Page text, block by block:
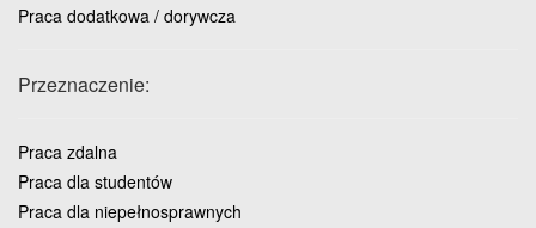
Praca dodatkowa / dorywcza
Przeznaczenie:
Praca zdalna
Praca dla studentów
Praca dla niepełnosprawnych